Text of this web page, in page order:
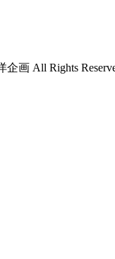
画 All Rights